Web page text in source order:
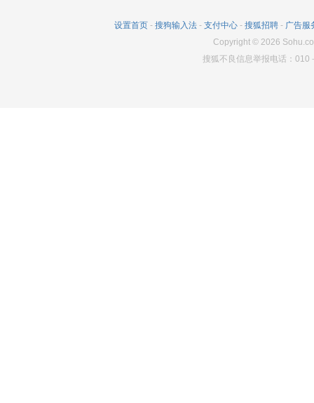
设置首页 - 搜狗输入法 - 支付中心 - 搜狐招聘 - 广告服
Copyright© 2026
搜狐不良信息举报电话：010